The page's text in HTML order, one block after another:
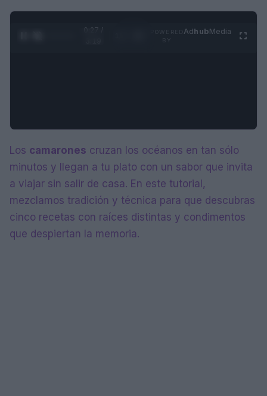
0:28 /
AdhubMedia
Los camarones cruzan los océanos en tan sólo
minutos y llegan a tu plato con un sabor que invita
a viajar sin salir de casa. En este tutorial,
mezclamos tradición y técnica para que descubras
cinco recetas con raíces distintas y condimentos
que despiertan la memoria.